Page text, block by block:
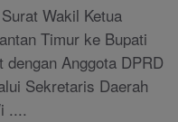
Wakil Ketua
Timur ke Bupati
dengan Anggota DPRD
Sekretaris Daerah
....